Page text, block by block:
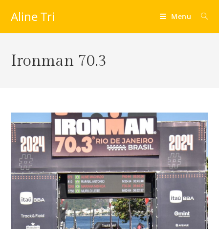
Aline Tri Menu
Ironman 70.3